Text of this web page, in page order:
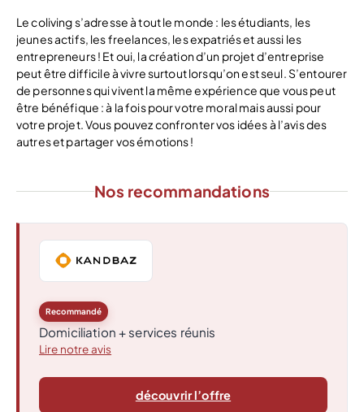
Le coliving s’adresse à tout le monde : les étudiants, les
jeunes actifs, les freelances, les expatriés et aussi les
entrepreneurs ! Et oui, la création d’un projet d’entreprise
peut être difficile à vivre surtout lorsqu’on est seul. S’entourer
de personnes qui vivent la même expérience que vous peut
être bénéfique : à la fois pour votre moral mais aussi pour
votre projet. Vous pouvez confronter vos idées à l’avis des
autres et partager vos émotions !
Nos recommandations
Recommandé
Domiciliation + services réunis
Lire notre avis
découvrir l’offre